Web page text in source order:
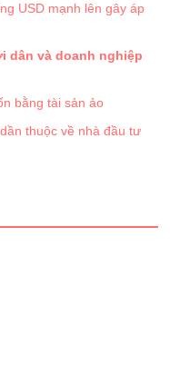
USD mạnh lên gây áp
dân và doanh nghiệp
bằng tài sản ảo
thuộc về nhà đầu tư